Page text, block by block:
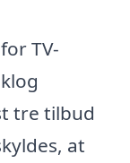
TV-
tre tilbud
at